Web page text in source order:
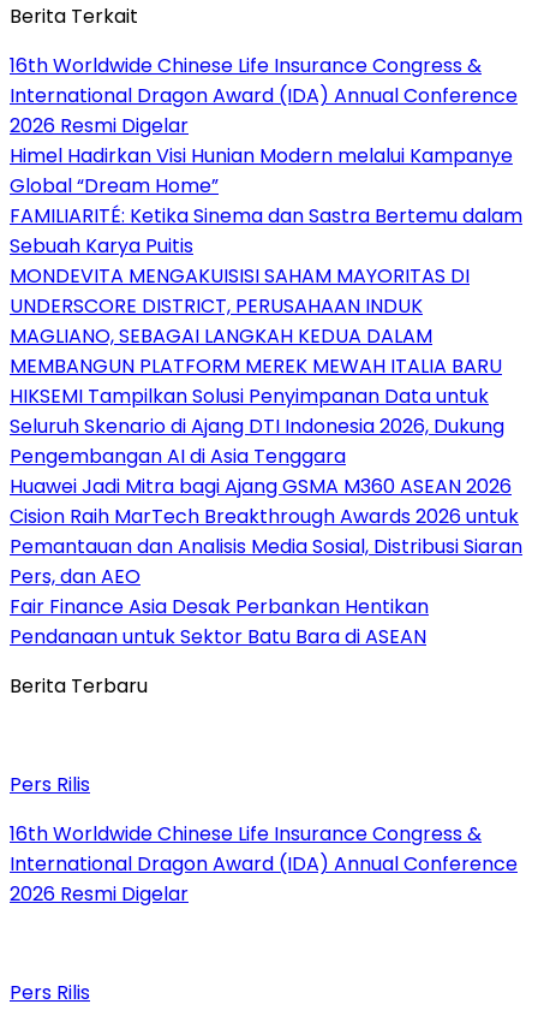
Berita Terkait
16th Worldwide Chinese Life Insurance Congress &
International Dragon Award (IDA) Annual Conference
2026 Resmi Digelar
Himel Hadirkan Visi Hunian Modern melalui Kampanye
Global “Dream Home”
FAMILIARITÉ: Ketika Sinema dan Sastra Bertemu dalam
Sebuah Karya Puitis
MONDEVITA MENGAKUISISI SAHAM MAYORITAS DI
UNDERSCORE DISTRICT, PERUSAHAAN INDUK
MAGLIANO, SEBAGAI LANGKAH KEDUA DALAM
MEMBANGUN PLATFORM MEREK MEWAH ITALIA BARU
HIKSEMI Tampilkan Solusi Penyimpanan Data untuk
Seluruh Skenario di Ajang DTI Indonesia 2026, Dukung
Pengembangan AI di Asia Tenggara
Huawei Jadi Mitra bagi Ajang GSMA M360 ASEAN 2026
Cision Raih MarTech Breakthrough Awards 2026 untuk
Pemantauan dan Analisis Media Sosial, Distribusi Siaran
Pers, dan AEO
Fair Finance Asia Desak Perbankan Hentikan
Pendanaan untuk Sektor Batu Bara di ASEAN
Berita Terbaru
Pers Rilis
16th Worldwide Chinese Life Insurance Congress &
International Dragon Award (IDA) Annual Conference
2026 Resmi Digelar
Pers Rilis